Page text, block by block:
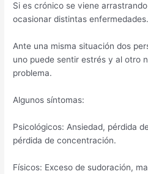
Si es crónico se viene
ocasionar distintas enfermedades.
Ante una misma situación dos
uno puede sentir estrés y al otro
problema.
Algunos síntomas:
Psicológicos: Ansiedad, pérdida
pérdida de concentración.
Físicos: Exceso de sudoración,